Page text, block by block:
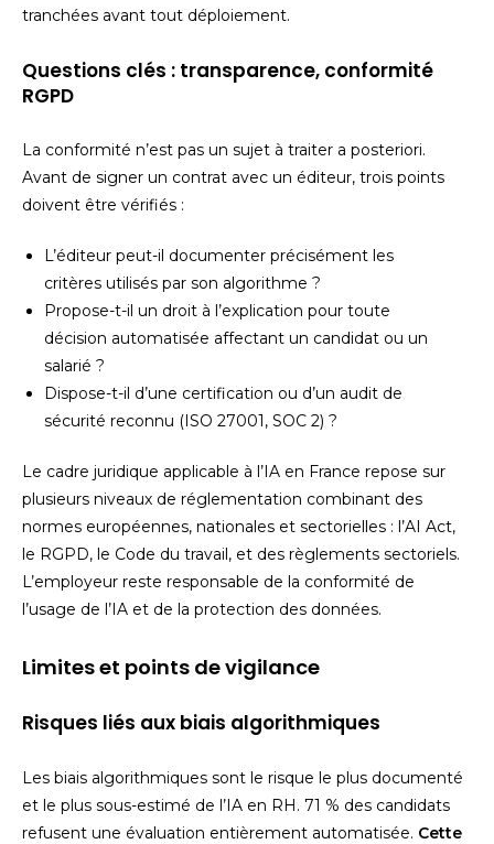
tranchées avant tout déploiement.
Questions clés : transparence, conformité
RGPD
La conformité n’est pas un sujet à traiter a posteriori.
Avant de signer un contrat avec un éditeur, trois points
doivent être vérifiés :
L’éditeur peut-il documenter précisément les
critères utilisés par son algorithme ?
Propose-t-il un droit à l’explication pour toute
décision automatisée affectant un candidat ou un
salarié ?
Dispose-t-il d’une certification ou d’un audit de
sécurité reconnu (ISO 27001, SOC 2) ?
Le cadre juridique applicable à l’IA en France repose sur
plusieurs niveaux de réglementation combinant des
normes européennes, nationales et sectorielles : l’AI Act,
le RGPD, le Code du travail, et des règlements sectoriels.
L’employeur reste responsable de la conformité de
l’usage de l’IA et de la protection des données.
Limites et points de vigilance
Risques liés aux biais algorithmiques
Les biais algorithmiques sont le risque le plus documenté
et le plus sous-estimé de l’IA en RH. 71 % des candidats
refusent une évaluation entièrement automatisée. Cette